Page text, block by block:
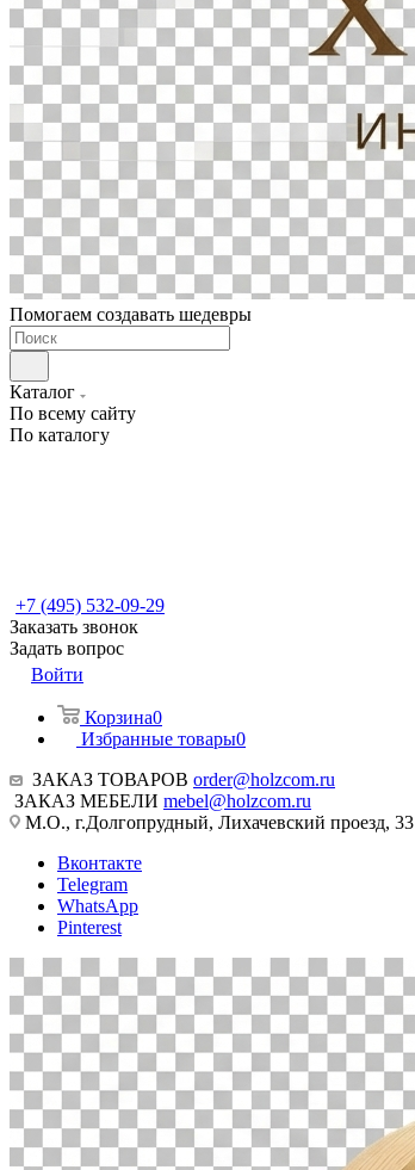
Помогаем создавать шедевры
Каталог
По всему сайту
По каталогу
+7 (495) 532-09-29
Заказать звонок
Задать вопрос
Войти
Корзина0
Избранные товары0
ЗАКАЗ ТОВАРОВ order@holzcom.ru
ЗАКАЗ МЕБЕЛИ mebel@holzcom.ru
М.О., г.Долгопрудный, Лихачевский проезд, 33
Вконтакте
Telegram
WhatsApp
Pinterest